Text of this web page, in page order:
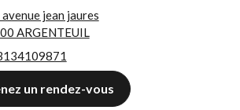
jean jaures
ARGENTEUIL
un rendez-vous